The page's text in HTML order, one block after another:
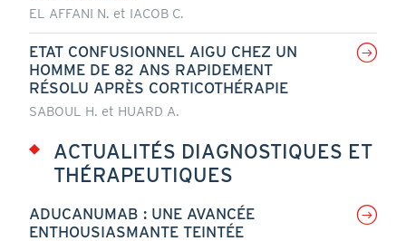
EL AFFANI N. et IACOB C.
ETAT CONFUSIONNEL AIGU CHEZ UN
HOMME DE 82 ANS RAPIDEMENT
RÉSOLU APRÈS CORTICOTHÉRAPIE
SABOUL H. et HUARD A.
ACTUALITÉS DIAGNOSTIQUES ET
THÉRAPEUTIQUES
ADUCANUMAB : UNE AVANCÉE
ENTHOUSIASMANTE TEINTÉE